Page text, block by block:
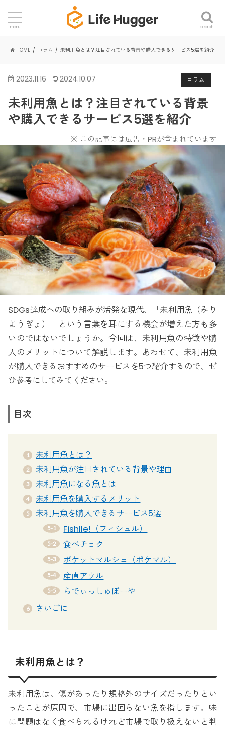
search
menu
HOME コラム 未利用魚とは？注目されている背景や購入できるサービス5選を紹介
コラム
2023.11.16 2024.10.07
未利用魚とは？注目されている背景
や購入できるサービス5選を紹介
※ この記事には広告・PRが含まれています
SDGs達成への取り組みが活発な現代、「未利用魚（みり
ようぎょ）」という言葉を耳にする機会が増えた方も多
いのではないでしょうか。今回は、未利用魚の特徴や購
入のメリットについて解説します。あわせて、未利用魚
が購入できるおすすめのサービスを5つ紹介するので、ぜ
ひ参考にしてみてください。
目次
未利用魚とは？
未利用魚が注目されている背景や理由
未利用魚になる魚とは
未利用魚を購入するメリット
未利用魚を購入できるサービス5選
Fishlle!（フィシュル）
食べチョク
ポケットマルシェ（ポケマル）
産直アウル
らでぃっしゅぼーや
さいごに
未利用魚とは？
未利用魚は、傷があったり規格外のサイズだったりとい
ったことが原因で、市場に出回らない魚を指します。味
に問題はなく食べられるけれど市場で取り扱えないと判